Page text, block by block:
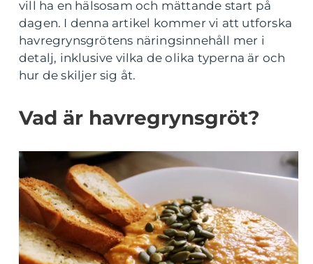
vill ha en hälsosam och mättande start på
dagen. I denna artikel kommer vi att utforska
havregrynsgrötens näringsinnehåll mer i
detalj, inklusive vilka de olika typerna är och
hur de skiljer sig åt.
Vad är havregrynsgröt?